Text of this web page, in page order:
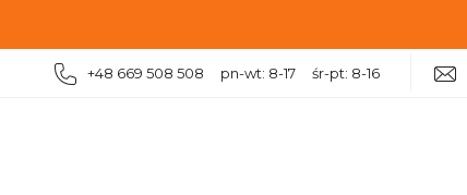
+48 669 508 508 pn-wt: 8-17 śr-pt: 8-16